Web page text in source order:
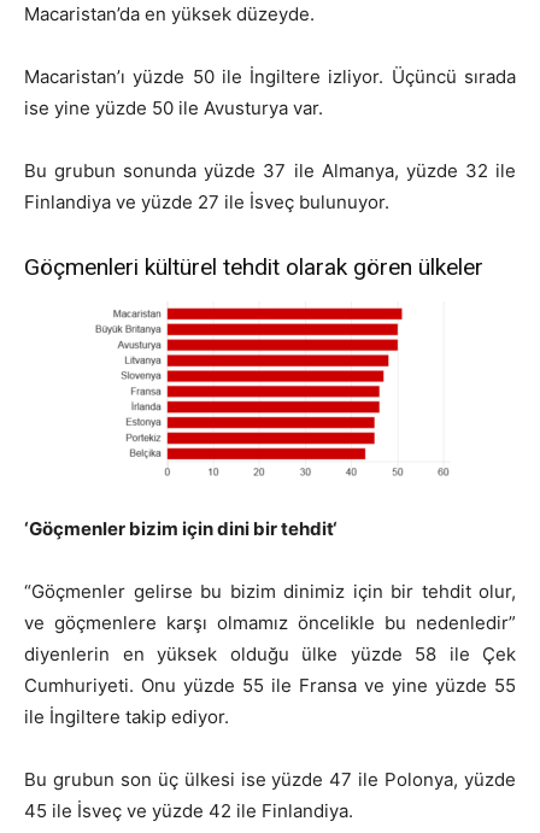
Macaristan’da en yüksek düzeyde.
Macaristan’ı yüzde 50 ile İngiltere izliyor. Üçüncü sırada
ise yine yüzde 50 ile Avusturya var.
Bu grubun sonunda yüzde 37 ile Almanya, yüzde 32 ile
Finlandiya ve yüzde 27 ile İsveç bulunuyor.
Göçmenleri kültürel tehdit olarak gören ülkeler
‘Göçmenler bizim için dini bir tehdit‘
“Göçmenler gelirse bu bizim dinimiz için bir tehdit olur,
ve göçmenlere karşı olmamız öncelikle bu nedenledir”
diyenlerin en yüksek olduğu ülke yüzde 58 ile Çek
Cumhuriyeti. Onu yüzde 55 ile Fransa ve yine yüzde 55
ile İngiltere takip ediyor.
Bu grubun son üç ülkesi ise yüzde 47 ile Polonya, yüzde
45 ile İsveç ve yüzde 42 ile Finlandiya.